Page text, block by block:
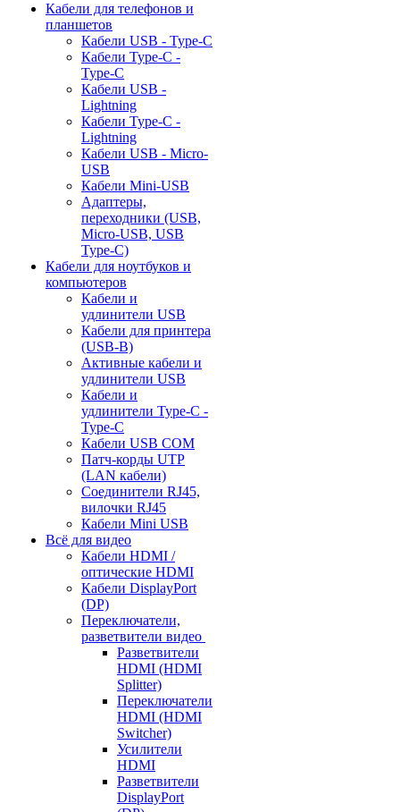
Кабели для телефонов и
планшетов
Кабели USB - Type-C
Кабели Type-C -
Type-C
Кабели USB -
Lightning
Кабели Type-C -
Lightning
Кабели USB - Micro-
USB
Кабели Mini-USB
Адаптеры,
переходники (USB,
Micro-USB, USB
Type-C)
Кабели для ноутбуков и
компьютеров
Кабели и
удлинители USB
Кабели для принтера
(USB-B)
Активные кабели и
удлинители USB
Кабели и
удлинители Type-C -
Type-C
Кабели USB COM
Патч-корды UTP
(LAN кабели)
Соединители RJ45,
вилочки RJ45
Кабели Mini USB
Всё для видео
Кабели HDMI /
оптические HDMI
Кабели DisplayPort
(DP)
Переключатели,
разветвители видео
Разветвители
HDMI (HDMI
Splitter)
Переключатели
HDMI (HDMI
Switcher)
Усилители
HDMI
Разветвители
DisplayPort